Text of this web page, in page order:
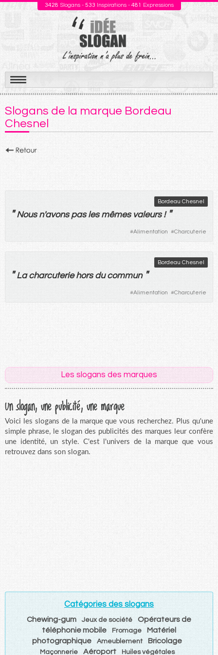
3428 Slogans - 533 Inspirations - 481 Expressions
Aller
au
contenu
Slogans de la marque Bordeau
Chesnel
Bordeau Chesnel
" Nousn'avons pas les mêmes valeurs! "
#Alimentation #Charcuterie
Bordeau Chesnel
" La charcuterie hors du commun "
#Alimentation #Charcuterie
Les slogans des marques
Un slogan, une publicité, une marque
Voici les slogans de la marque que vous recherchez. Plus qu'une
simple phrase, le slogan des publicités des marques leur confère
une identité, un style. C'est l'univers de la marque que vous
retrouvez dans son slogan.
Catégories des slogans
Chewing-gum Jeux de société
Opérateurs de
téléphonie mobile
Fromage
Matériel
photographique
Ameublement Bricolage
Maçonnerie Aéroport Huiles végétales